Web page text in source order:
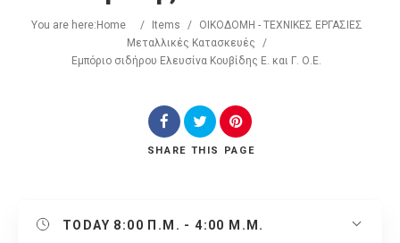
Search
You are here: Home / Items /
ΟΙΚΟΔΟΜΗ - ΤΕΧΝΙΚΕΣ ΕΡΓΑΣΙΕΣ
Μεταλλικές Κατασκευές
/
Εμπόριο σιδήρου Ελευσίνα Κουβίδης Ε. και Γ. Ο.Ε.
SHARE THIS PAGE
TODAY 8:00 Π.Μ. - 4:00 Μ.Μ.